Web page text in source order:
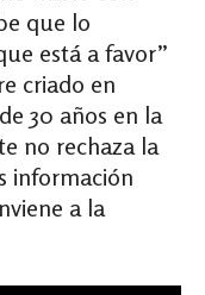
que lo
está a favor”
criado en
30 años en la
no rechaza la
información
a la